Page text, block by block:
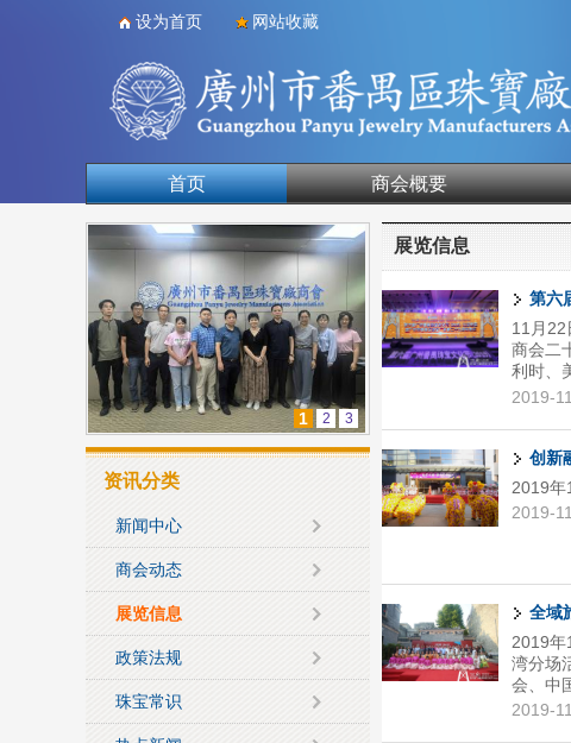
设为首页 网站收藏
首页 商会概要
合作单位
1 2 3
资讯分类
新闻中心
商会动态
展览信息
政策法规
珠宝常识
展览信息
第六
11月22
商会二
利时、
汉、广
2019-
创新
2019年
2019-
全域
2019年
湾分场
会、中
2019-